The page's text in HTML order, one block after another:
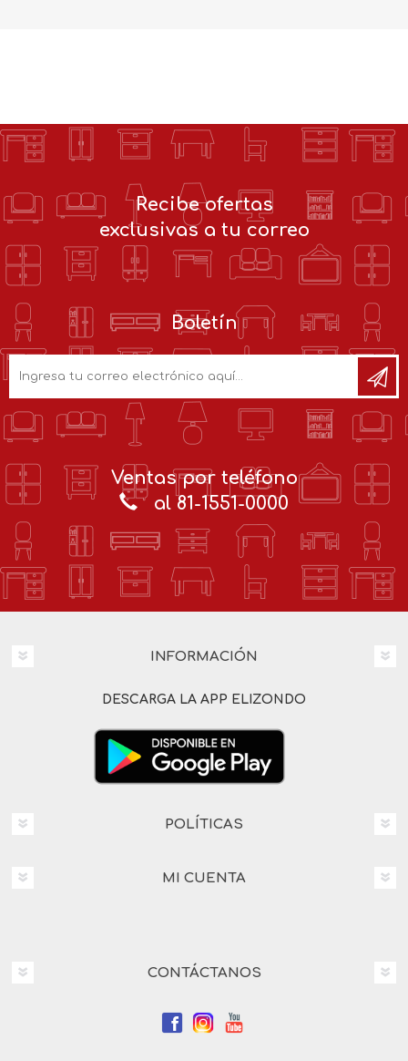
Recibe ofertas
exclusivas a tu correo
Boletín
Ventas por teléfono
al 81-1551-0000
INFORMACIÓN
DESCARGA LA APP ELIZONDO
POLÍTICAS
MI CUENTA
CONTÁCTANOS